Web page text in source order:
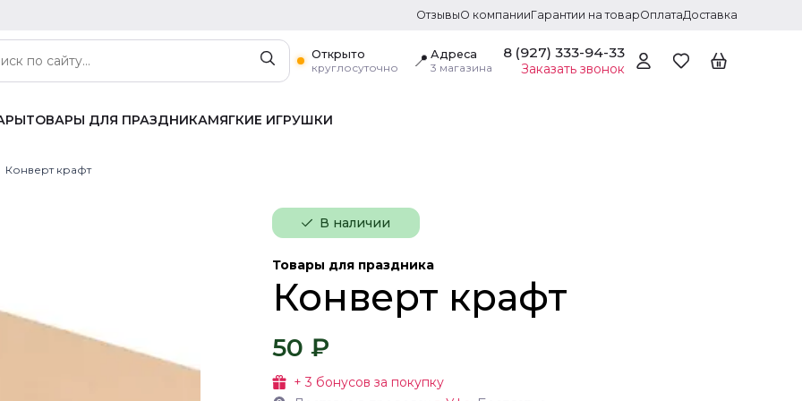
ОтзывыО компанииГарантии на товарОплатаДоставка
Открыто
круглосуточно
📍 Адреса
3 магазина
8 (927) 333-94-33
Заказать звонок
ТОВАРЫ ДЛЯ ПРАЗДНИКАМЯГКИЕ ИГРУШКИ
Конверт крафт
В наличии
Товары для праздника
Конверт крафт
50 ₽
+3 бонусов за покупку